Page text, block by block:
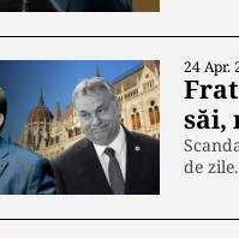
24 Apr.
săi,
de